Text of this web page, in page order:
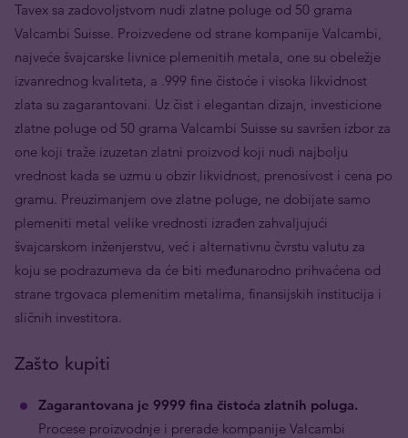
Tavex sa zadovoljstvom nudi zlatne poluge od 50 grama
Valcambi Suisse. Proizvedene od strane kompanije Valcambi,
najveće švajcarske livnice plemenitih metala, one su obeležje
izvanrednog kvaliteta, a .999 fine čistoće i visoka likvidnost
zlata su zagarantovani. Uz čist i elegantan dizajn, investicione
zlatne poluge od 50 grama Valcambi Suisse su savršen izbor za
one koji traže izuzetan zlatni proizvod koji nudi najbolju
vrednost kada se uzmu u obzir likvidnost, prenosivost i cena po
gramu. Preuzimanjem ove zlatne poluge, ne dobijate samo
plemeniti metal velike vrednosti izrađen zahvaljujući
švajcarskom inženjerstvu, već i alternativnu čvrstu valutu za
koju se podrazumeva da će biti međunarodno prihvaćena od
strane trgovaca plemenitim metalima, finansijskih institucija i
sličnih investitora.
Zašto kupiti
Zagarantovana je 9999 fina čistoća zlatnih poluga.
Procese proizvodnje i prerade kompanije Valcambi